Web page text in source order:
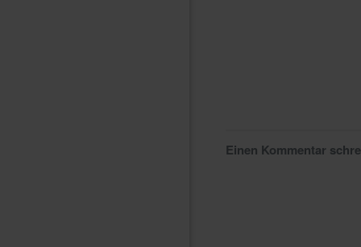
Einen Kommentar